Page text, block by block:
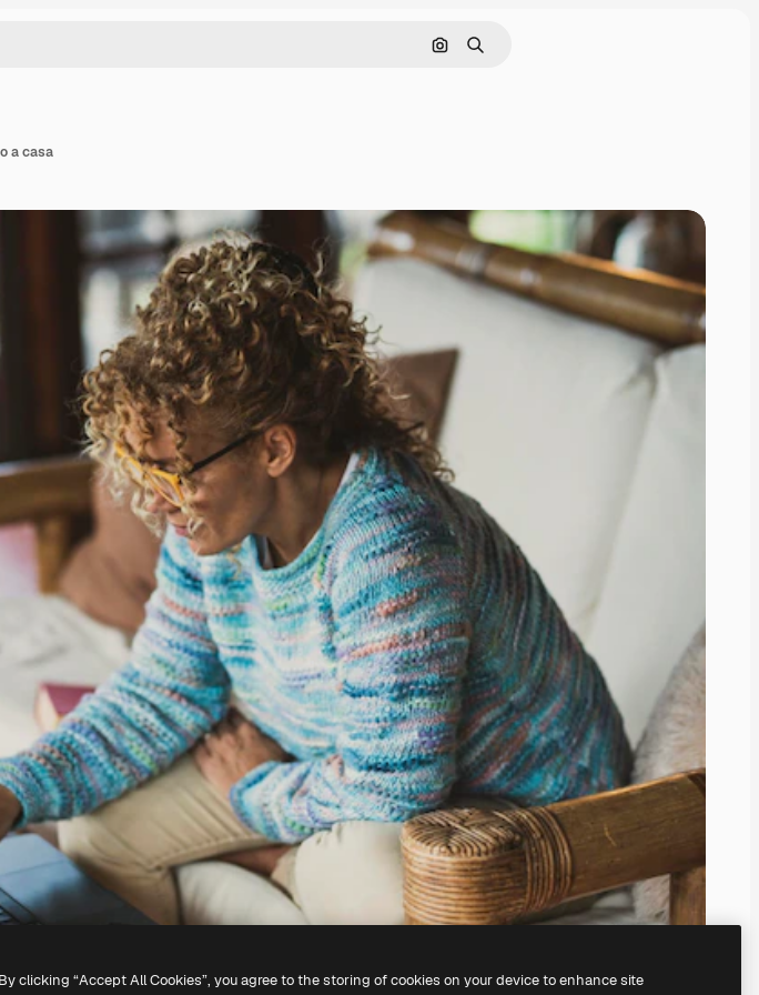
Cerca per immagine
Ricerca
a casa
By clicking “Accept All Cookies”, you agree to the storing of cookies on your device to enhance site